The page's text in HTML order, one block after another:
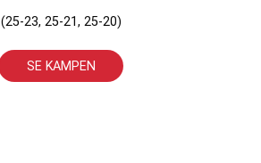
(25-23, 25-21, 25-20)
SE KAMPEN